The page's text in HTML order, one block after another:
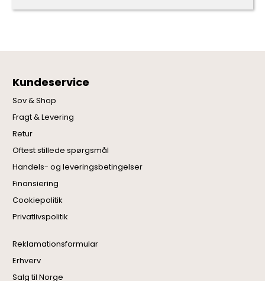
Kundeservice
Sov & Shop
Fragt & Levering
Retur
Oftest stillede spørgsmål
Handels- og leveringsbetingelser
Finansiering
Cookiepolitik
Privatlivspolitik
Reklamationsformular
Erhverv
Salg til Norge